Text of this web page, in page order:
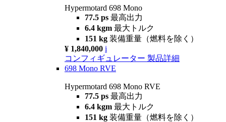
Hypermotard 698 Mono
77.5 ps 最高出力
6.4 kgm 最大トルク
151 kg 装備重量（燃料を除く）
¥ 1,840,000 i
コンフィギュレーター 製品詳細
698 Mono RVE
Hypermotard 698 Mono RVE
77.5 ps 最高出力
6.4 kgm 最大トルク
151 kg 装備重量（燃料を除く）